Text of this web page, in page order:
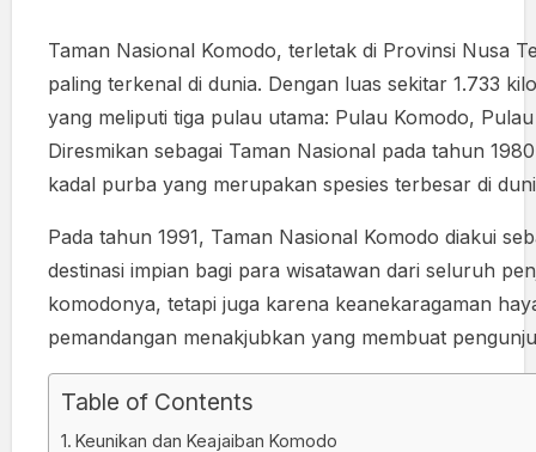
Taman Nasional Komodo, terletak di Provinsi Nusa
paling terkenal di dunia. Dengan luas sekitar 1.733
yang meliputi tiga pulau utama: Pulau Komodo,
Diresmikan sebagai Taman Nasional pada tahun
kadal purba yang merupakan spesies terbesar di
Pada tahun 1991, Taman Nasional Komodo diakui
destinasi impian bagi para wisatawan dari seluruh
komodonya, tetapi juga karena keanekaragaman
pemandangan menakjubkan yang membuat
Table of Contents
Keunikan dan Keajaiban Komodo